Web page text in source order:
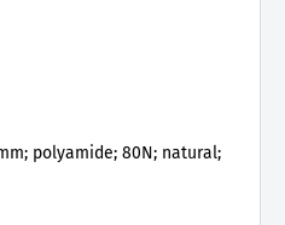
polyamide; 80N; natural;